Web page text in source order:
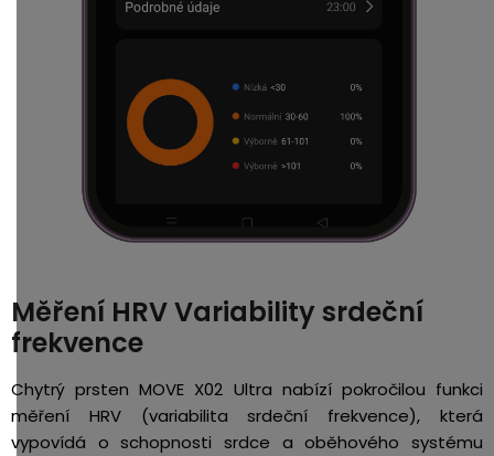
Měření HRV Variability srdeční
frekvence
Chytrý prsten MOVE X02 Ultra nabízí pokročilou funkci
měření HRV (variabilita srdeční frekvence), která
vypovídá o schopnosti srdce a oběhového systému